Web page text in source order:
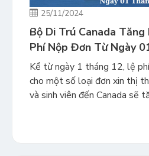
25/11/2024
Bộ Di Trú Canada
Phí Nộp Đơn Từ Ngày
Kể từ ngày 1 tháng 12, lệ
cho một số loại đơn xin thị
và sinh viên đến Canada sẽ
thực tạm thời của những